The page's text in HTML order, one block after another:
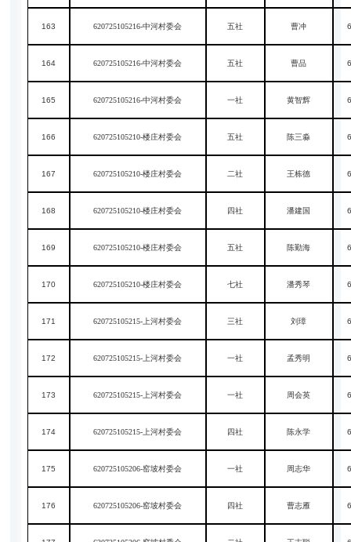
163 620725105216-中河村委会 五社 曹冲
164 620725105216-中河村委会 五社 曹品
165 620725105216-中河村委会 一社 黄智辉
166 620725105210-楼庄村委会 五社 陈三淼
167 620725105210-楼庄村委会 二社 王栋德
168 620725105210-楼庄村委会 四社 潘建国
169 620725105210-楼庄村委会 五社 陈勤海
170 620725105210-楼庄村委会 七社 潘秀琴
171 620725105215-上河村委会 三社 刘璋
172 620725105215-上河村委会 一社 孟秀明
173 620725105215-上河村委会 一社 周会英
174 620725105215-上河村委会 四社 陈永学
175 620725105206-窑坡村委会 一社 周志华
176 620725105206-窑坡村委会 四社 曹志雁